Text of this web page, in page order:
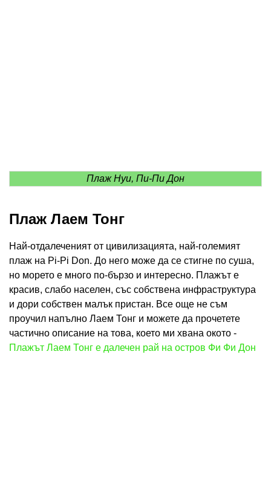
Плаж Нуи, Пи-Пи Дон
Плаж Лаем Тонг
Най-отдалеченият от цивилизацията, най-големият
плаж на Pi-Pi Don. До него може да се стигне по суша,
но морето е много по-бързо и интересно. Плажът е
красив, слабо населен, със собствена инфраструктура
и дори собствен малък пристан. Все още не съм
проучил напълно Лаем Тонг и можете да прочетете
частично описание на това, което ми хвана окото -
Плажът Лаем Тонг е далечен рай на остров Фи Фи Дон